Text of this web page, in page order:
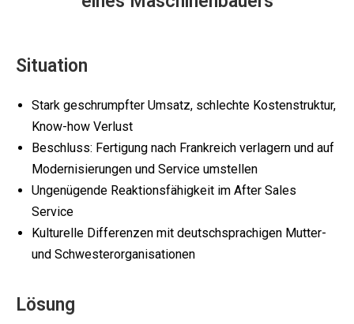
Situation
Stark geschrumpfter Umsatz, schlechte Kostenstruktur,
Know-how Verlust
Beschluss: Fertigung nach Frankreich verlagern und auf
Modernisierungen und Service umstellen
Ungenügende Reaktionsfähigkeit im After Sales
Service
Kulturelle Differenzen mit deutschsprachigen Mutter-
und Schwesterorganisationen
Lösung